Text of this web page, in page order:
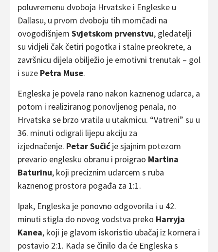
poluvremenu dvoboja Hrvatske i Engleske u
Dallasu, u prvom dvoboju tih momčadi na
ovogodišnjem Svjetskom prvenstvu, gledatelji
su vidjeli čak četiri pogotka i stalne preokrete, a
završnicu dijela obilježio je emotivni trenutak – gol
i suze Petra Muse.
Engleska je povela rano nakon kaznenog udarca, a
potom i realiziranog ponovljenog penala, no
Hrvatska se brzo vratila u utakmicu. “Vatreni” su u
36. minuti odigrali lijepu akciju za
izjednačenje. Petar Sučićje sjajnim potezom
prevario englesku obranu i proigrao Martina
Baturinu, koji preciznim udarcem s ruba
kaznenog prostora pogađa za 1:1.
Ipak, Engleska je ponovno odgovorila i u 42.
minuti stigla do novog vodstva preko Harryja
Kanea, koji je glavom iskoristio ubačaj iz kornera i
postavio 2:1. Kada se činilo da će Engleska s